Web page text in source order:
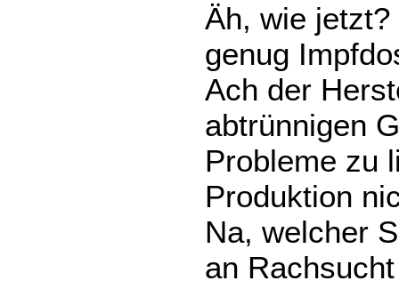
Äh, wie
genug
Ach der
abtrünnigen
Probleme zu
Produktion
Na, welcher
an